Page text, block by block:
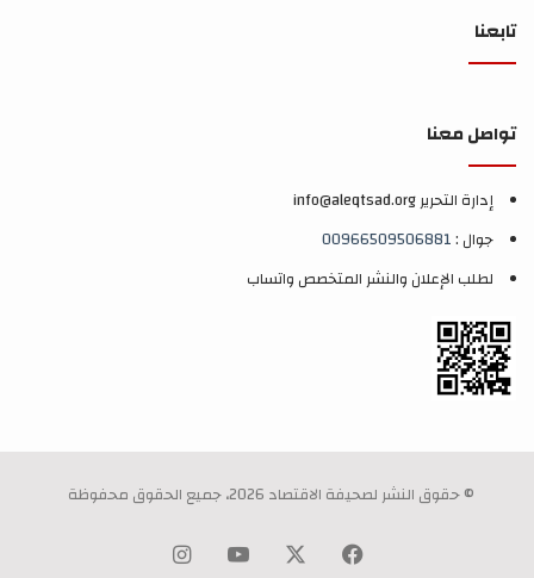
تابعنا
تواصل معنا
إدارة التحرير info@aleqtsad.org
جوال :00966509506881
لطلب الإعلان والنشر المتخصص واتساب
© حقوق النشر لصحيفة الاقتصاد 2026، جميع الحقوق محفوظة
فيسبوك ‫YouTube